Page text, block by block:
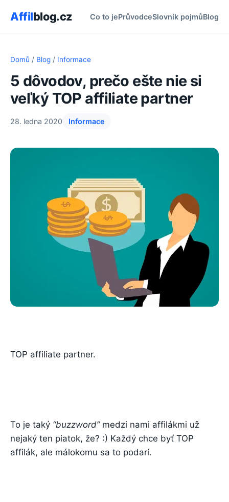
Affilblog.cz Co to jePrůvodceSlovník pojmůBlog
Domů / Blog / Informace
5 dôvodov, prečo ešte nie si
veľký TOP affiliate partner
28. ledna 2020 Informace
TOP affiliate partner.
To je taký “buzzword”medzi nami affilákmi už
nejaký ten piatok, že? :) Každý chce byť TOP
affilák, ale málokomu sa to podarí.